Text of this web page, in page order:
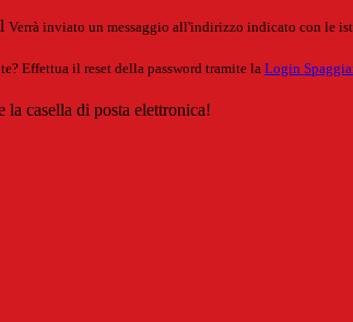
Verrà inviato un messaggio all'indirizzo indicato con le
Effettua il reset della password tramite la Login
casella di posta elettronica!